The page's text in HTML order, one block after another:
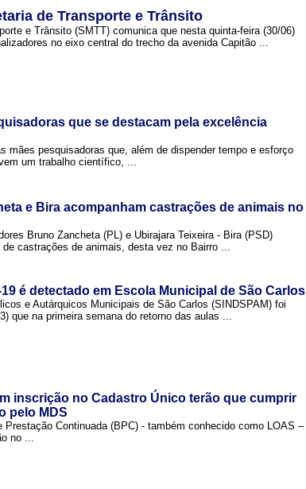
de Transporte e Trânsito
e Trânsito (SMTT) comunica que nesta quinta-feira (30/06)
no eixo central do trecho da avenida Capitão ...
que se destacam pela excelência
mães pesquisadoras que, além de dispender tempo e esforço
um trabalho científico, ...
e Bira acompanham castrações de animais no
Bruno Zancheta (PL) e Ubirajara Teixeira - Bira (PSD)
castrações de animais, desta vez no Bairro ...
é detectado em Escola Municipal de São Carlos
e Autárquicos Municipais de São Carlos (SINDSPAM) foi
que na primeira semana do retorno das aulas ...
inscrição no Cadastro Único terão que cumprir
pelo MDS
Continuada (BPC) - também conhecido como LOAS –
no ...